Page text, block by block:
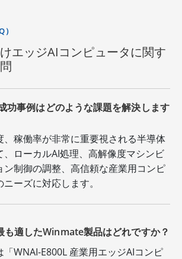
エッジAIコンピュータに関す
功事例はどのような課題を解決します
、稼働率が非常に重要視される半導体
、ローカルAI処理、高解像度マシンビ
ン制御の調整、高信頼な産業用コンピ
ーズに対応します。
も適したWinmate製品はどれですか？
WNAI-E800L 産業用エッジAIコンピ